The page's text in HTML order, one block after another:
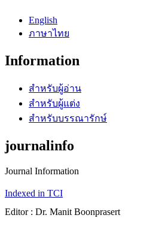
English
ภาษาไทย
Information
สำหรับผู้อ่าน
สำหรับผู้แต่ง
สำหรับบรรณารักษ์
journalinfo
Journal Information
Indexed in TCI
Editor : Dr. Manit Boonprasert